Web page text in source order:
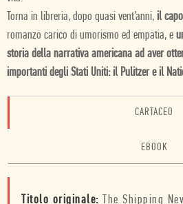
Torna in libreria, dopo quasi vent’anni, il
romanzo carico di umorismo ed empatia, e
storia della narrativa americana ad aver
importanti degli Stati Uniti: il Pulitzer e il
CARTACEO
EBOOK
Titolo originale: The Shipping